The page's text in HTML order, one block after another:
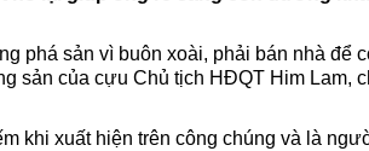
phá sản vì buôn xoài, phải bán nhà để
sản của cựu Chủ tịch HĐQT Him Lam,
khi xuất hiện trên công chúng và là